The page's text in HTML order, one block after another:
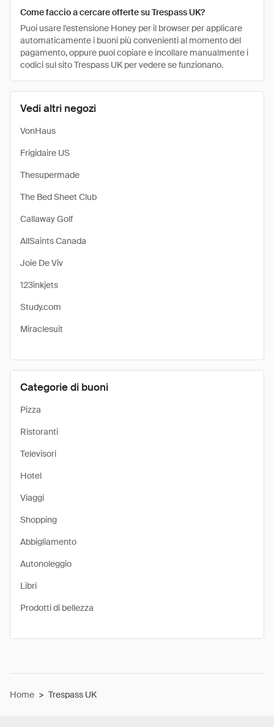
Vedi altri negozi
VonHaus
Frigidaire US
Thesupermade
The Bed Sheet Club
Callaway Golf
AllSaints Canada
Joie De Viv
123inkjets
Study.com
Miraclesuit
Categorie di buoni
Pizza
Ristoranti
Televisori
Hotel
Viaggi
Shopping
Abbigliamento
Autonoleggio
Libri
Prodotti di bellezza
Come faccio a cercare offerte su Trespass UK?
Puoi usare l'estensione Honey per il browser per applicare
automaticamente i buoni più convenienti al momento del
pagamento, oppure puoi copiare e incollare manualmente i
codici sul sito Trespass UK per vedere se funzionano.
Home > Trespass UK